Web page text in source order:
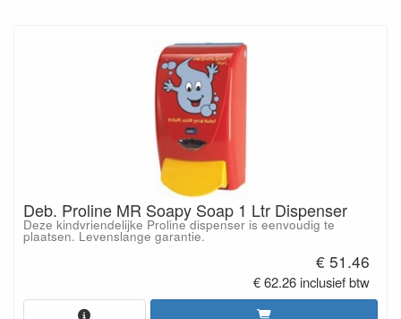
Deb. Proline MR Soapy Soap 1 Ltr Dispenser
Deze kindvriendelijke Proline dispenser is eenvoudig te
plaatsen. Levenslange garantie.
€ 51.46
€ 62.26 inclusief btw